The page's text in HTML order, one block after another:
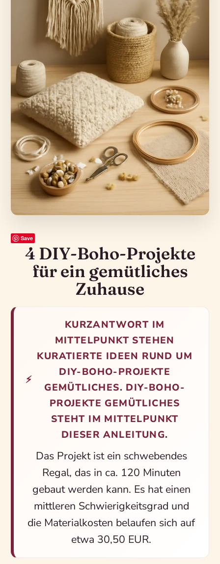
Save
4 DIY-Boho-Projekte
für ein gemütliches
Zuhause
⚡
KURZANTWORT IM
MITTELPUNKT STEHEN
KURATIERTE IDEEN RUND UM
DIY-BOHO-PROJEKTE
GEMÜTLICHES. DIY-BOHO-
PROJEKTE GEMÜTLICHES
STEHT IM MITTELPUNKT
DIESER ANLEITUNG.
Das Projekt ist ein schwebendes
Regal, das in ca. 120 Minuten
gebaut werden kann. Es hat einen
mittleren Schwierigkeitsgrad und
die Materialkosten belaufen sich auf
etwa 30,50 EUR.